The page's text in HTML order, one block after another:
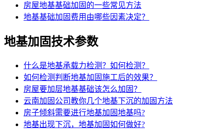
房屋地基基础加固的一些常见方法
地基基础加固费用由哪些因素决定？
地基加固技术参数
什么是地基承载力检测？如何检测？
如何检测判断地基加固施工后的效果？
房屋要加层地基基础该怎么加固？
云南加固公司教你几个地基下沉的加固方法
房子倾斜需要进行地基加固地基吗?
地基出现下沉，地基加固如何做好?